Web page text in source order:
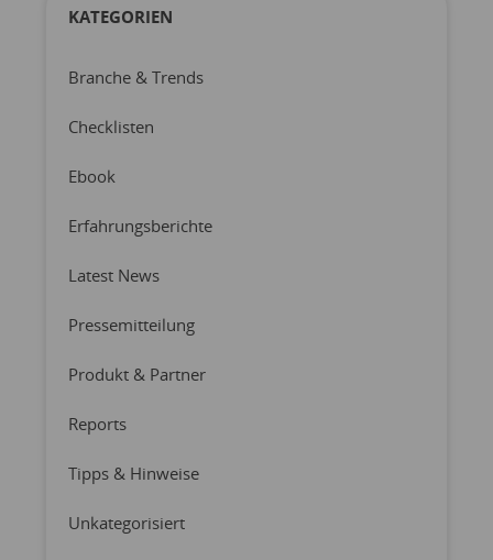
KATEGORIEN
Branche & Trends
Checklisten
Ebook
Erfahrungsberichte
Latest News
Pressemitteilung
Produkt & Partner
Reports
Tipps & Hinweise
Unkategorisiert